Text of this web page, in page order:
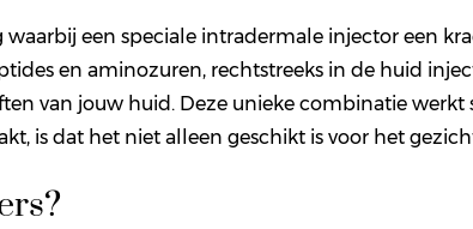
een speciale intradermale injector een
en aminozuren, rechtstreeks in de huid
van jouw huid. Deze unieke combinatie
is dat het niet alleen geschikt is voor het